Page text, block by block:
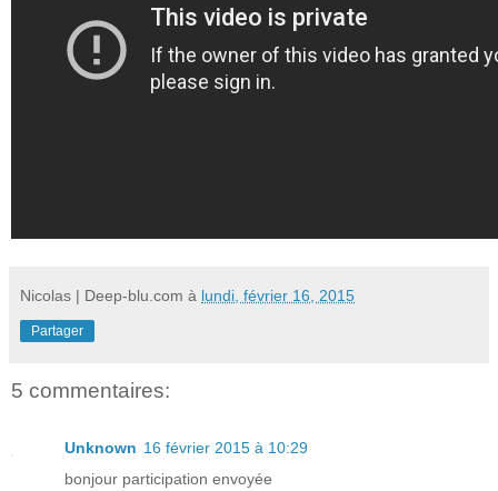
Nicolas | Deep-blu.com à lundi, février 16, 2015
Partager
5 commentaires:
Unknown 16 février 2015 à 10:29
bonjour participation envoyée